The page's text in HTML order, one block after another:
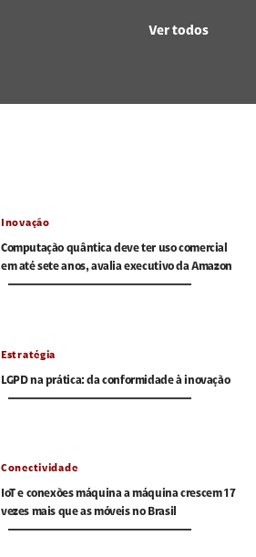
Ver todos
Inovação
Computação quântica deve ter uso comercial
em até sete anos, avalia executivo da Amazon
Estratégia
LGPD na prática: da conformidade à inovação
Conectividade
IoT e conexões máquina a máquina crescem 17
vezes mais que as móveis no Brasil